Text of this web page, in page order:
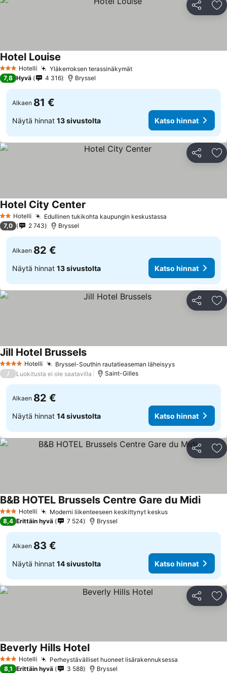
Jaa
3 Tähtiluokitus
Hotelli Yläkerroksen terassinäkymätKatso hinnat
Hotel Louise
7,8 Hyvä 4 316 Bryssel
Alkaen 81 €
Näytä hinnat 13 sivustolta Katso hinnat
Jaa
2 Tähtiluokitus
Hotelli Edullinen tukikohta kaupungin keskustassa
Hotel City Center
7,0 2 743 Bryssel
Alkaen 82 €
Näytä hinnat 13 sivustolta Katso hinnat
Jaa
4 Tähtiluokitus
Hotelli Bryssel-Southin rautatieaseman läheisyysKatso hinnat
Jill Hotel BrusselsKatso hinnat
/ Luokitusta ei ole saatavilla Saint-Gilles
Alkaen 82 €
Näytä hinnat 14 sivustolta Katso hinnat
Jaa
3 Tähtiluokitus
Hotelli Moderni liikenteeseen keskittynyt keskusKatso hinnat
B&B HOTEL Brussels Centre Gare du MidiKatso
8,4 Erittäin hyvä 7 524 Bryssel
Alkaen 83 €
Näytä hinnat 14 sivustolta Katso hinnat
Jaa
3 Tähtiluokitus
Hotelli Perheystävälliset huoneet lisärakennuksessa
Beverly Hills HotelKatso hinnat
8,1 Erittäin hyvä 3 588 Bryssel